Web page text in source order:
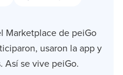
Marketplace de peiGo
usaron la app y
Así se vive peiGo.